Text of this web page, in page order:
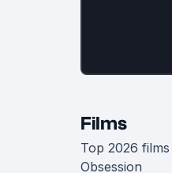
Films
Top 2026 films
Obsession